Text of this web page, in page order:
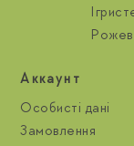
Aккаунт
Особисті дані
Замовлення